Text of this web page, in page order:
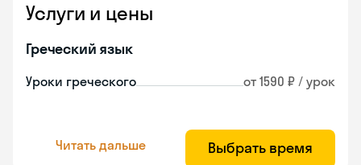
Услуги и цены
Греческий язык
Уроки греческого от 1590 ₽ / урок
Читать дальше Выбрать время